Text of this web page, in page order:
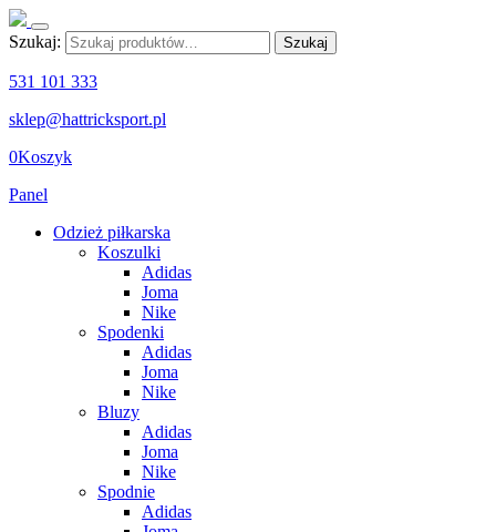
Szukaj: Szukaj
531 101 333
sklep@hattricksport.pl
0Koszyk
Panel
Odzież piłkarska
Koszulki
Adidas
Joma
Nike
Spodenki
Adidas
Joma
Nike
Bluzy
Adidas
Joma
Nike
Spodnie
Adidas